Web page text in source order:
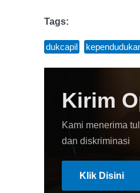
Tags:
dukcapil
Kirim
Kami menerima
dan diskriminasi
Klik Disini